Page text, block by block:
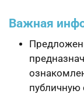
Важная
публичную